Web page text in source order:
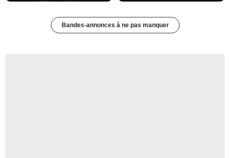
Bandes-annonces à ne pas manquer